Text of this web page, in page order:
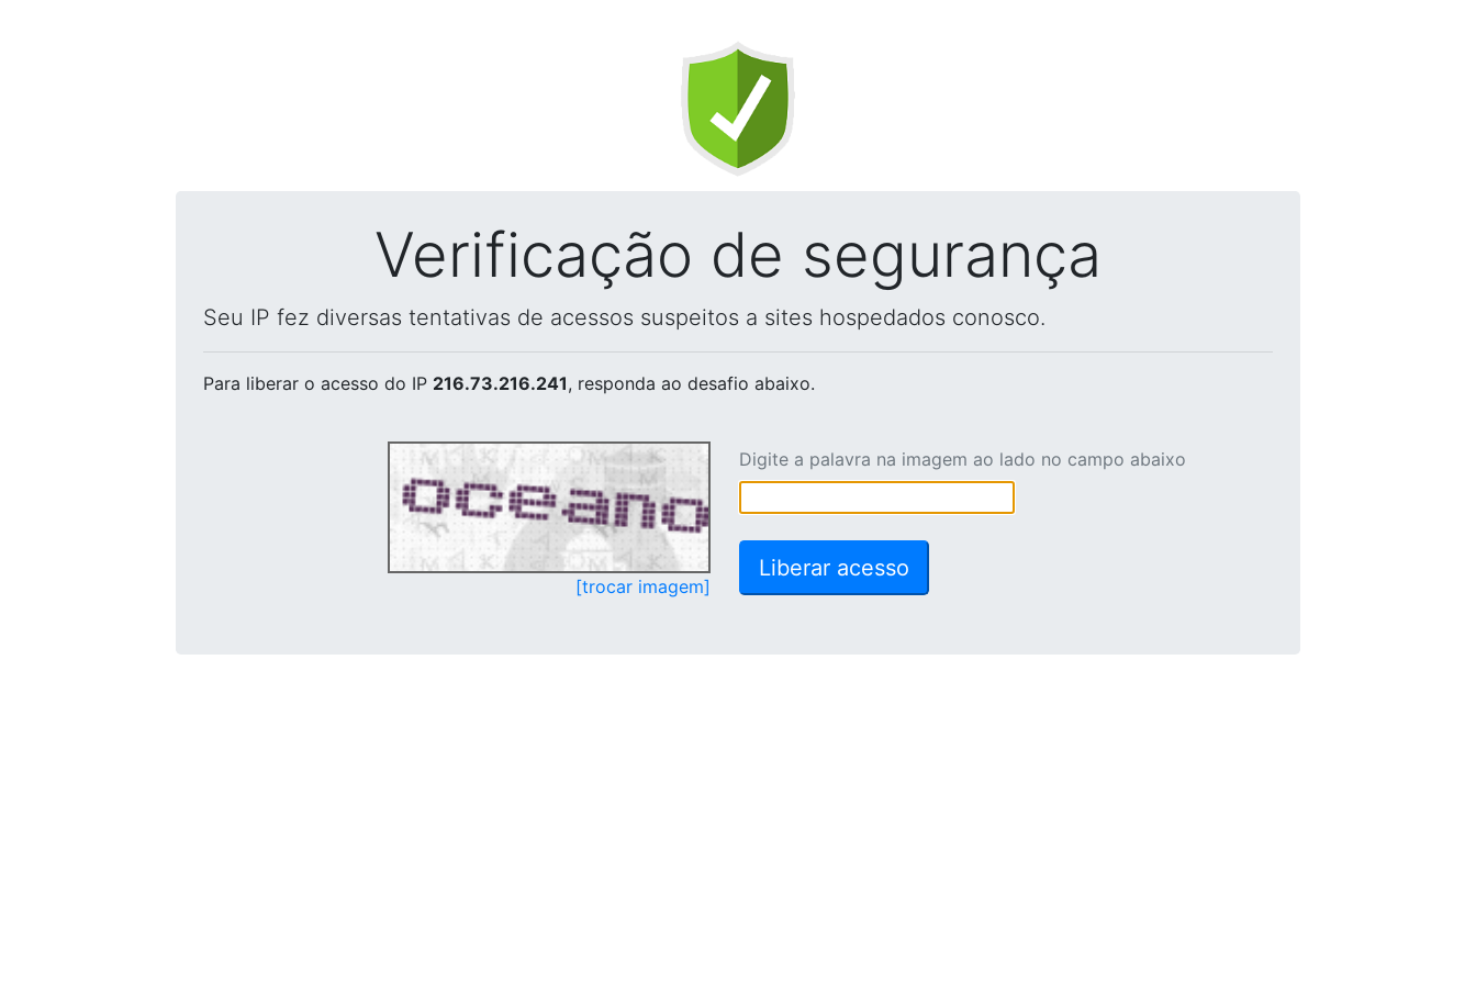
Verificação de segurança
Seu IP fez diversas tentativas de acessos suspeitos a sites hospedados conosco.
Para liberar o acesso do IP 216.73.216.241, responda ao desafio abaixo.
[trocar imagem]
Digite a palavra na imagem ao lado no campo abaixo